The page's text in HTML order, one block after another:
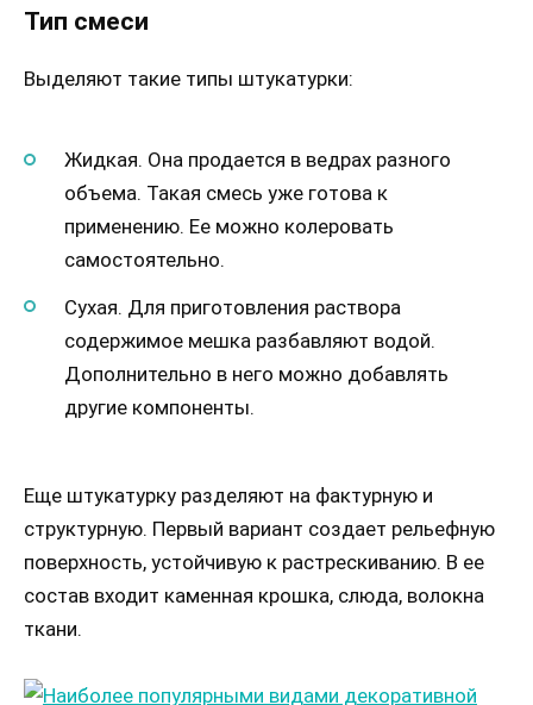
Тип смеси
Выделяют такие типы штукатурки:
Жидкая. Она продается в ведрах разного
объема. Такая смесь уже готова к
применению. Ее можно колеровать
самостоятельно.
Сухая. Для приготовления раствора
содержимое мешка разбавляют водой.
Дополнительно в него можно добавлять
другие компоненты.
Еще штукатурку разделяют на фактурную и
структурную. Первый вариант создает рельефную
поверхность, устойчивую к растрескиванию. В ее
состав входит каменная крошка, слюда, волокна
ткани.